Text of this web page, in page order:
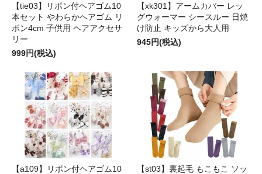
【tie03】リボン付ヘアゴム10
本セット やわらかヘアゴム リ
ボン4cm 子供用 ヘアアクセサ
リー
999円(税込)
【xk301】アームカバー レッ
グウォーマー シースルー 日焼
け防止 キッズから大人用
945円(税込)
【a109】リボン付ヘアゴム10
【st03】裏起毛 もこもこ ソッ